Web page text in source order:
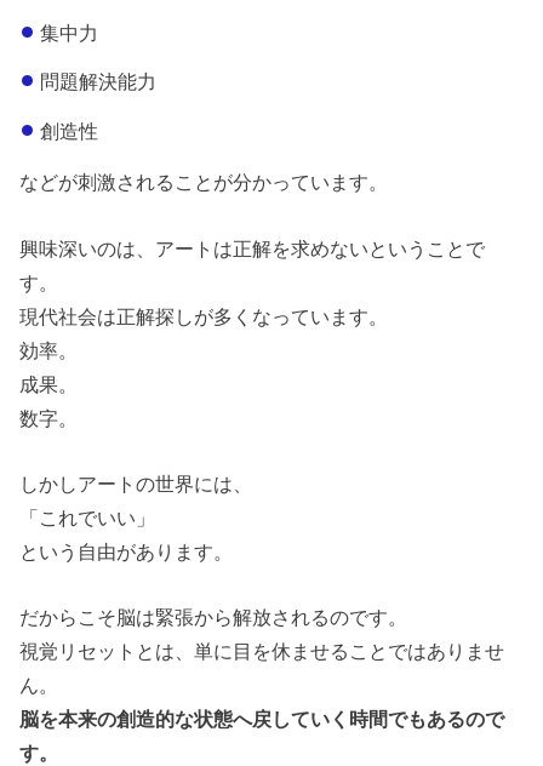
集中力
問題解決能力
創造性
などが刺激されることが分かっています。
興味深いのは、 アートは正解を求めないということで
す。
現代社会は正解探しが多くなっています。
効率。
成果。
数字。
しかしアートの世界には、
「これでいい」
という自由があります。
だからこそ脳は緊張から解放されるのです。
視覚リセットとは、単に目を休ませることではありませ
ん。
脳を本来の創造的な状態へ戻していく時間でもあるので
す。